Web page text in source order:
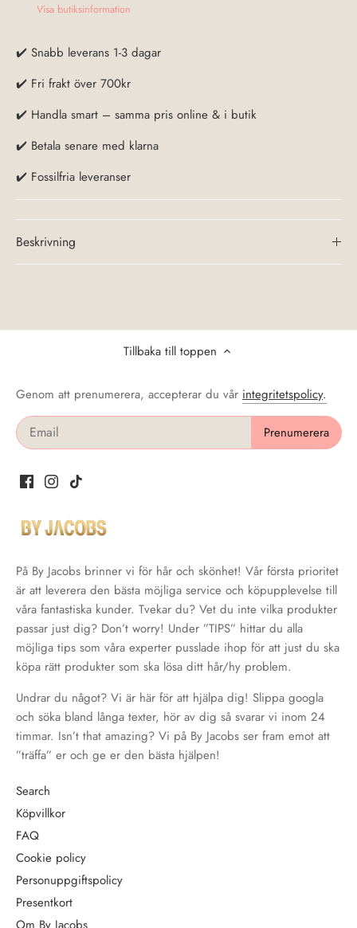
Visa butiksinformation
✔️ Snabb leverans 1-3 dagar
✔️ Fri frakt över 700kr
✔️ Handla smart – samma pris online & i butik
✔️ Betala senare med klarna
✔️ Fossilfria leveranser
Beskrivning
Tillbaka till toppen
Genom att prenumerera, accepterar du vår integritetspolicy.
På By Jacobs brinner vi för hår och skönhet! Vår första prioritet
är att leverera den bästa möjliga service och köpupplevelse till
våra fantastiska kunder. Tvekar du? Vet du inte vilka produkter
passar just dig? Don’t worry! Under ”TIPS” hittar du alla
möjliga tips som våra experter pusslade ihop för att just du ska
köpa rätt produkter som ska lösa ditt hår/hy problem.
Undrar du något? Vi är här för att hjälpa dig! Slippa googla
och söka bland långa texter, hör av dig så svarar vi inom 24
timmar. Isn’t that amazing? Vi på By Jacobs ser fram emot att
”träffa” er och ge er den bästa hjälpen!
Search
Köpvillkor
FAQ
Cookie policy
Personuppgiftspolicy
Presentkort